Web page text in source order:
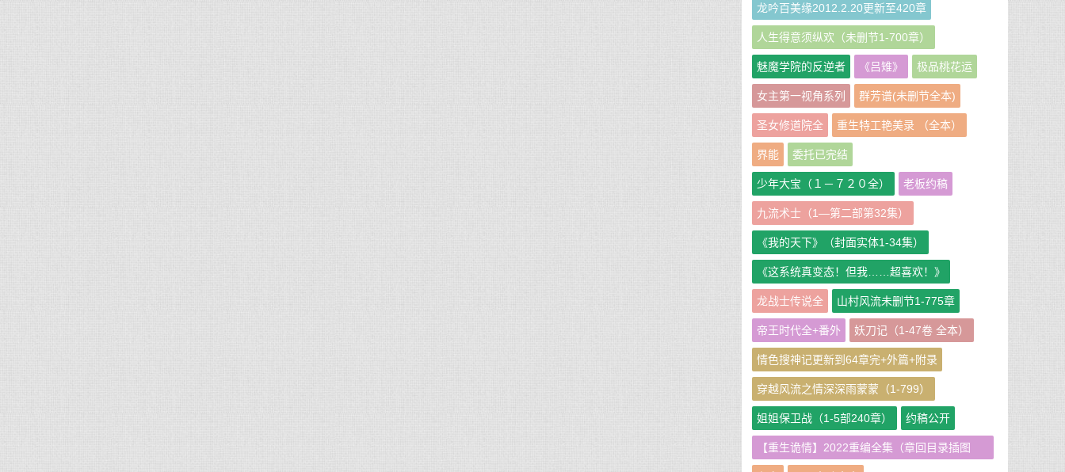
龙吟百美缘2012.2.20更新至420章
人生得意须纵欢（未删节1-700章）
魅魔学院的反逆者 《吕雉》 极品桃花运
女主第一视角系列 群芳谱(未删节全本)
圣女修道院全 重生特工艳美录 （全本）
界能 委托已完结
少年大宝（１－７２０全） 老板约稿
九流术士（1—第二部第32集）
《我的天下》（封面实体1-34集）
《这系统真变态！但我……超喜欢！》
龙战士传说全 山村风流未删节1-775章
帝王时代全+番外 妖刀记（1-47卷 全本）
情色搜神记更新到64章完+外篇+附录
穿越风流之情深深雨蒙蒙（1-799）
姐姐保卫战（1-5部240章） 约稿公开
【重生诡情】2022重编全集（章回目录插图